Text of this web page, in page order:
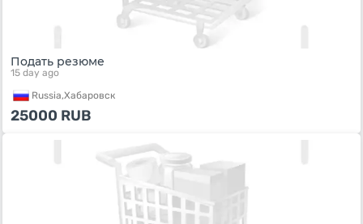
Подать резюме
15 day ago
Russia,Хабаровск
25000 RUB